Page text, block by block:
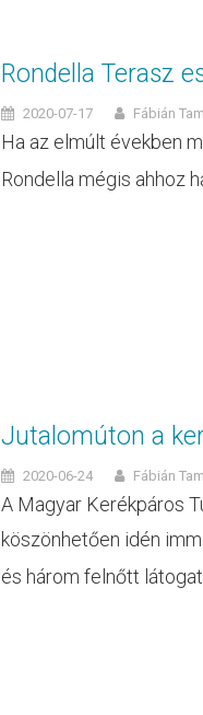
Rondella Terasz
2020-07-17 Fábián
Ha az elmúlt években
Rondella mégis ahhoz
Jutalomúton a
2020-06-24 Fábián
A Magyar Kerékpáros
köszönhetően idén
és három felnőtt